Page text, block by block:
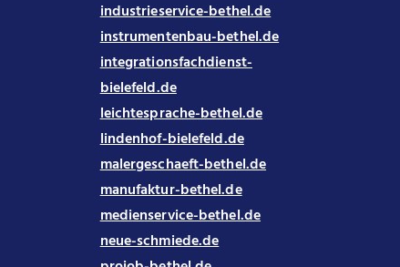
industrieservice-bethel.de
instrumentenbau-bethel.de
integrationsfachdienst-
bielefeld.de
leichtesprache-bethel.de
lindenhof-bielefeld.de
malergeschaeft-bethel.de
manufaktur-bethel.de
medienservice-bethel.de
neue-schmiede.de